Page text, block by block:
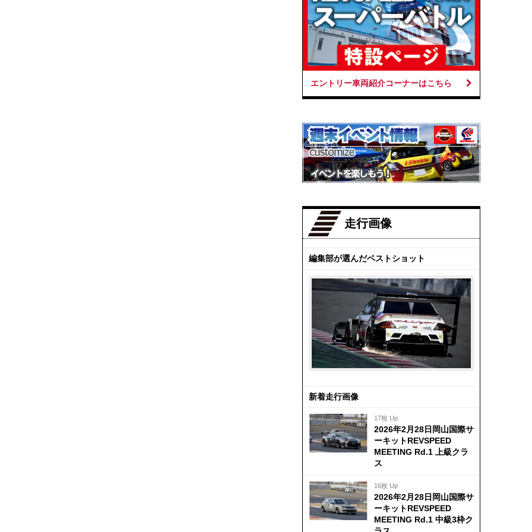
エントリー車両紹介コーナーはこちら
走行画像
編集部が選んだベストショット
新着走行画像
17枚 Up
2026年2月28日岡山国際サ
ーキットREVSPEED
MEETING Rd.1 上級クラ
ス
16枚 Up
2026年2月28日岡山国際サ
ーキットREVSPEED
MEETING Rd.1 中級3枠ク